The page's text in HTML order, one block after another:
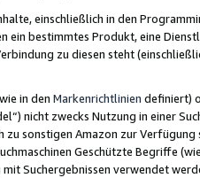
einschließlich in den
ein bestimmtes Produkt, eine
zu diesen steht
in den Markenrichtlinien definiert)
nicht zwecks Nutzung in einer
zu sonstigen Amazon zur
Geschützte Begriffe
Suchergebnissen verwendet